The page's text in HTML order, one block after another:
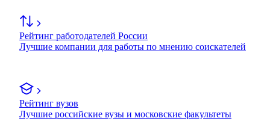
Рейтинг работодателей России
Лучшие компании для работы по мнению соискателей
Рейтинг вузов
Лучшие российские вузы и московские факультеты